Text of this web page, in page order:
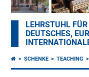
LEHRSTUHL
DEUTSCHES,
SCHENKE TEACHING